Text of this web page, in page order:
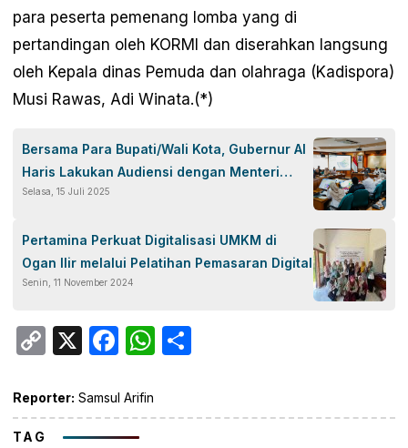
para peserta pemenang lomba yang di
pertandingan oleh KORMI dan diserahkan langsung
oleh Kepala dinas Pemuda dan olahraga (Kadispora)
Musi Rawas, Adi Winata.(*)
Bersama Para Bupati/Wali Kota, Gubernur Al
Haris Lakukan Audiensi dengan Menteri
Kehutanan
Selasa, 15 Juli 2025
Pertamina Perkuat Digitalisasi UMKM di
Ogan Ilir melalui Pelatihan Pemasaran Digital
Senin, 11 November 2024
Copy
X Facebook
WhatsApp
Reporter: Samsul Arifin
TAG